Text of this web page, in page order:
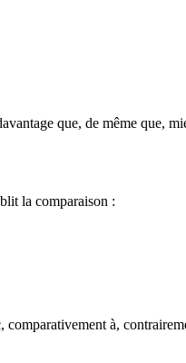
que, de même que,
la comparaison :
à,